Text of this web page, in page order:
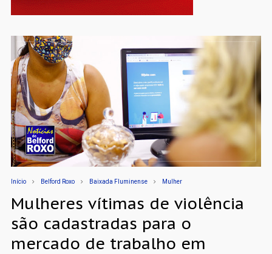
Início Belford Roxo Baixada Fluminense Mulher
Mulheres vítimas de violência
são cadastradas para o
mercado de trabalho em